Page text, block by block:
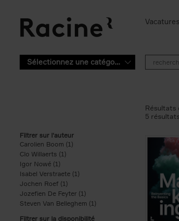
Vacatures
Sélectionnez une catégorie
Filtrer sur l'auteur
Carolien Boom (1)
Clo Willaerts (1)
Igor Nowé (1)
Isabel Verstraete (1) Apply Isabel Verstraete filter
Jochen Roef (1)
Jozefien De Feyter (1) Apply Jozefien De Feyter filter
Steven Van Belleghem (1) Apply Steven Van
Filtrer sur la disponibilité
Résultats
5 résultats